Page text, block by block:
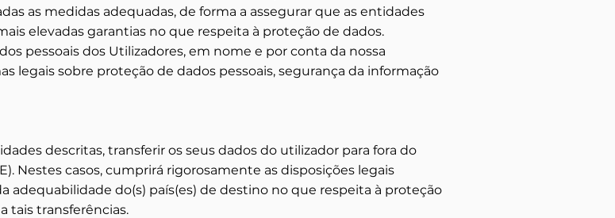
as medidas adequadas, de forma a assegurar que as entidades
elevadas garantias no que respeita à proteção de dados.
pessoais dos Utilizadores, em nome e por conta da nossa
legais sobre proteção de dados pessoais, segurança da informação
descritas, transferir os seus dados do utilizador para fora do
Nestes casos, cumprirá rigorosamente as disposições legais
adequabilidade do(s) país(es) de destino no que respeita à proteção
tais transferências.